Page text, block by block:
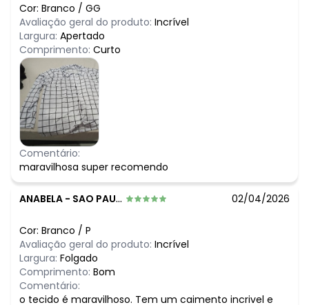
Cor: Branco / GG
Avaliação geral do produto: Incrível
Largura: Apertado
Comprimento: Curto
Comentário:
maravilhosa super recomendo
ANABELA - SAO PAULO - SP 02/04/2026
Cor: Branco / P
Avaliação geral do produto: Incrível
Largura: Folgado
Comprimento: Bom
Comentário:
o tecido é maravilhoso. Tem um caimento incrivel e